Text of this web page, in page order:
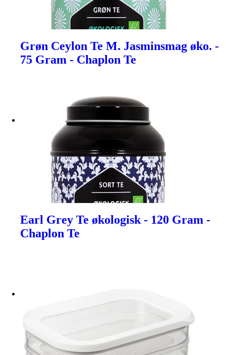
Grøn Ceylon Te M. Jasminsmag øko. -
75 Gram - Chaplon Te
Earl Grey Te økologisk - 120 Gram -
Chaplon Te